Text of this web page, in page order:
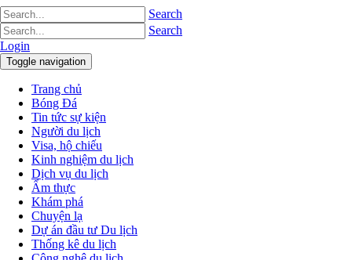
Search
Search
Login
Toggle navigation
Trang chủ
Bóng Đá
Tin tức sự kiện
Người du lịch
Visa, hộ chiếu
Kinh nghiệm du lịch
Dịch vụ du lịch
Ẩm thực
Khám phá
Chuyện lạ
Dự án đầu tư Du lịch
Thống kê du lịch